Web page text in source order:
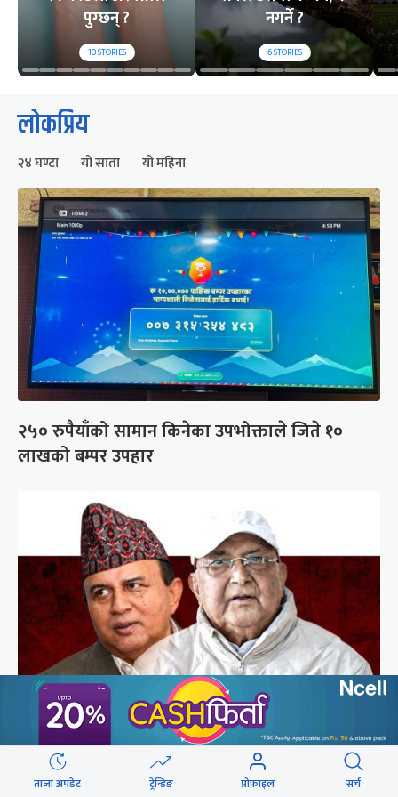
पुग्छन् ?
10STORIES
नगर्ने ?
6STORIES
लोकप्रिय
२४ घण्टा यो साता यो महिना
२५० रुपैयाँको सामान किनेका उपभोक्ताले जिते १०
लाखको बम्पर उपहार
गुन्डुमा अड्किए एमाले पुनर्गठनका प्रस्तावहरू
ताजा अपडेट ट्रेन्डिङ प्रोफाइल सर्च